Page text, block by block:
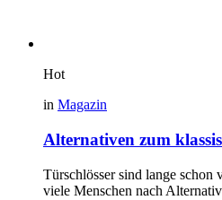
Hot
in Magazin
Alternativen zum
Türschlösser sind lange schon
viele Menschen nach